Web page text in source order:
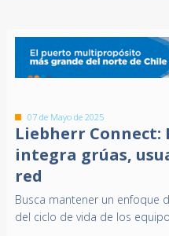
07 de Mayo de 2025
Liebherr
integra grúas,
red
Busca mantener un enfoque
del ciclo de vida de los